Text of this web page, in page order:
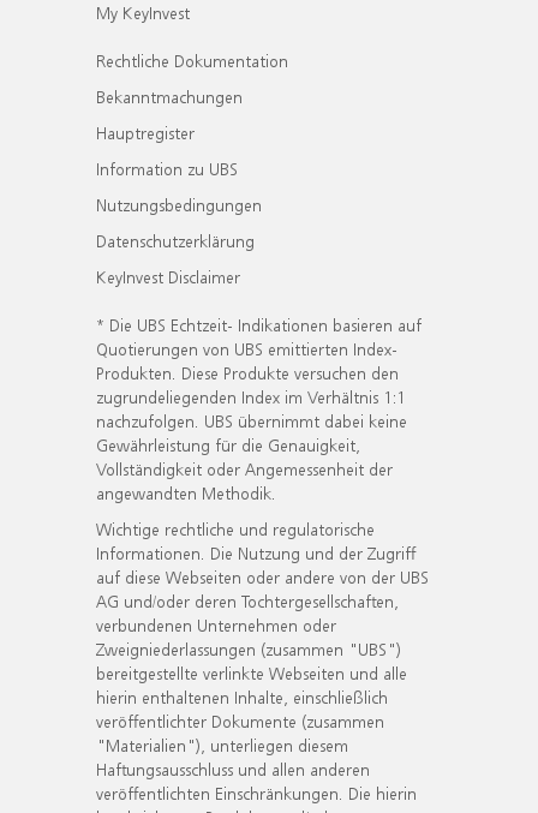
My KeyInvest
Rechtliche Dokumentation
Bekanntmachungen
Hauptregister
Information zu UBS
Nutzungsbedingungen
Datenschutzerklärung
KeyInvest Disclaimer
* Die UBS Echtzeit- Indikationen basieren auf
Quotierungen von UBS emittierten Index-
Produkten. Diese Produkte versuchen den
zugrundeliegenden Index im Verhältnis 1:1
nachzufolgen. UBS übernimmt dabei keine
Gewährleistung für die Genauigkeit,
Vollständigkeit oder Angemessenheit der
angewandten Methodik.
Wichtige rechtliche und regulatorische
Informationen. Die Nutzung und der Zugriff
auf diese Webseiten oder andere von der UBS
AG und/oder deren Tochtergesellschaften,
verbundenen Unternehmen oder
Zweigniederlassungen (zusammen "UBS")
bereitgestellte verlinkte Webseiten und alle
hierin enthaltenen Inhalte, einschließlich
veröffentlichter Dokumente (zusammen
"Materialien"), unterliegen diesem
Haftungsausschluss und allen anderen
veröffentlichten Einschränkungen. Die hierin